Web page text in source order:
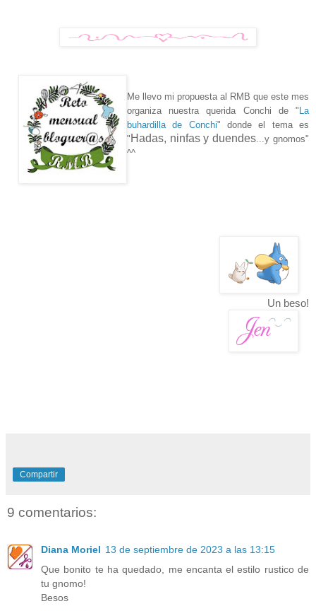
Me llevo mi propuesta al RMB que este mes
organiza nuestra querida Conchi de " La
buhardilla de Conchi" donde el tema es
" Hadas, ninfas y duendes...y gnomos"
^^
Un beso!
Compartir
9 comentarios:
Diana Moriel 13 de septiembre de 2023 a las 13:15
Que bonito te ha quedado, me encanta el estilo rustico de
tu gnomo!
Besos